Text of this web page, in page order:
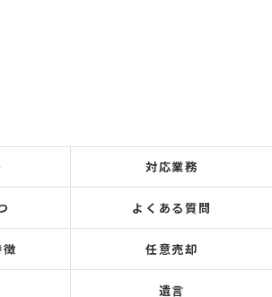
対応業務
よくある質問
任意売却
遺言